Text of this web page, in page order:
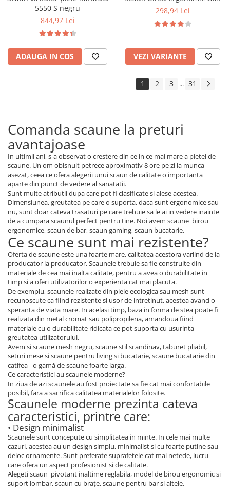
5550 S negru
844,97 Lei
ADAUGA IN COS
298,94 Lei
VEZI VARIANTE
1 2 3 ... 31
Comanda scaune la preturi
avantajoase
In ultimii ani, s-a observat o crestere din ce in ce mai mare a pietei de
scaune. Un om obisnuit petrece aproximativ 8 ore pe zi la munca
asezat, ceea ce ofera alegerii unui scaun de calitate o importanta
aparte din punct de vedere al sanatatii.
Sunt multe atributii dupa care pot fi clasificate si alese acestea.
Dimensiunea, greutatea pe care o suporta, daca sunt ergonomice sau
nu, sunt doar cateva trasaturi pe care trebuie sa le ai in vedere inainte
de a cumpara scaunul perfect pentru tine. Noi avem scaune birou
ergonomice, scaun de bar, scaun gaming, scaun bucatarie.
Ce scaune sunt mai rezistente?
Oferta de scaune este una foarte mare, calitatea acestora variind de la
producator la producator. Scaunele trebuie sa fie construite din
materiale de cea mai inalta calitate, pentru a avea o durabilitate in
timp si a oferi utilizatorilor o experienta cat mai placuta.
De exemplu, scaunele realizate din piele ecologica sau mesh sunt
recunoscute ca fiind rezistente si usor de intretinut, acestea avand o
speranta de viata mare. In acelasi timp, baza in forma de stea poate fi
realizata din metal cromat sau polipropilena, amandoua fiind
materiale cu o durabilitate ridicata ce pot suporta cu usurinta
greutatea utilizatorului.
Avem si scaune mesh negru, scaune stil scandinav, taburet pliabil,
seturi mese si scaune pentru living si bucatarie, scaune bucatarie din
catifea - o gamă de scaune foarte larga.
Ce caracteristici au scaunele moderne?
In ziua de azi scaunele au fost proiectate sa fie cat mai confortabile
posibil, fara a sacrifica calitatea materialelor folosite.
Scaunele moderne prezinta cateva
caracteristici, printre care:
• Design minimalist
Scaunele sunt concepute cu simplitatea in minte. In cele mai multe
cazuri, acestea au un design simplu, minimalist si cu foarte putine sau
deloc ornamente. Sunt preferate suprafetele cat mai netede, lucru
care ofera un aspect profesionist si de calitate.
Alegeti scaun pivotant inaltime reglabila, model de birou ergonomic si
suport lombar, scaun cu brațe, scaune pentru bar si altele.